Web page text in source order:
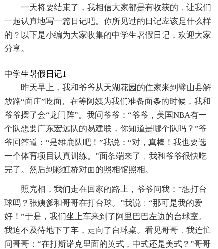
一天将要结束了，我相信大家都是有收获的，让我们
一起认真地写一篇日记吧。你所见过的日记应该是什么样
的？以下是小编为大家收集的中学生暑假日记，欢迎大家
分享。
中学生暑假日记1
昨天早上，我和爷爷从天湖花园的住家来到璧山县解
放路“面庄”吃面。在等阿姨为我们准备面条的时候，我和
爷爷摆了会“龙门阵”。我问爷爷：“爷爷，美国NBA有一
个队想要广东宏远队的易建联，你知道是哪个队吗？”爷
爷回答道：“是雄鹿队吧！”我说：“对，真棒！我也要选
一个体育项目认真训练。”面条端来了，我和爷爷很快吃
完了。然后到彩虹桥对面的照相馆照相。
照完相，我们走在回家的路上，爷爷问我：“想打台
球吗？张姨爹和哥哥在打台球。”我说：“那可是我的爱
好！”于是，我们坐上车来到了阿里巴巴左边的台球室。
我迫不及待地下了车，走向了台球桌。看见哥哥，我连忙
问哥哥：“在打斯诺克里面的英式，中式还是美式？”哥哥